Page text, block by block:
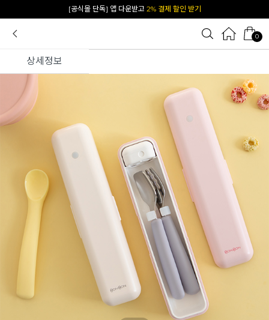
카카오 플친 추가하면1천원 즉시 할인 쿠폰
0
상세정보